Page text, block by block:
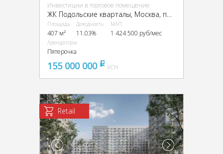
Инвестиции в торговое помещение
Площадь
407 м²
Доходность
11.03%
МАП
1 424 500 руб/мес
Арендаторы
Пятерочка
155 000 000 pуб
УСН
Retail